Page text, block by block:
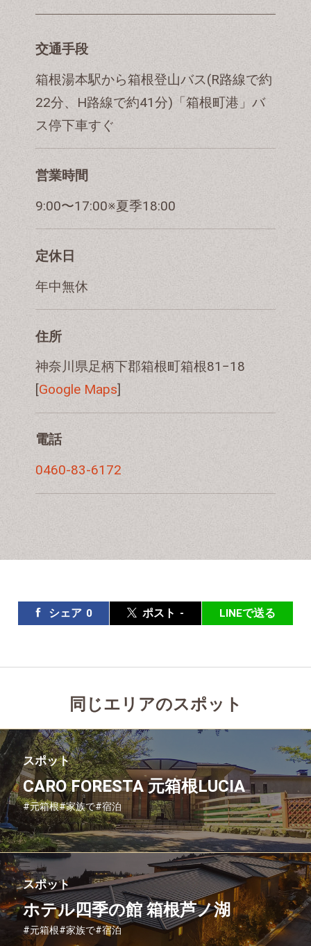
交通手段
箱根湯本駅から箱根登山バス(R路線で約
22分、H路線で約41分)「箱根町港」バ
ス停下車すぐ
営業時間
9:00〜17:00※夏季18:00
定休日
年中無休
住所
神奈川県足柄下郡箱根町箱根81−18
[Google Maps]
電話
0460-83-6172
シェア 0 ポスト - LINEで送る
同じエリアのスポット
スポット
CARO FORESTA 元箱根LUCIA
#元箱根#家族で#宿泊
スポット
ホテル四季の館 箱根芦ノ湖
#元箱根#家族で#宿泊